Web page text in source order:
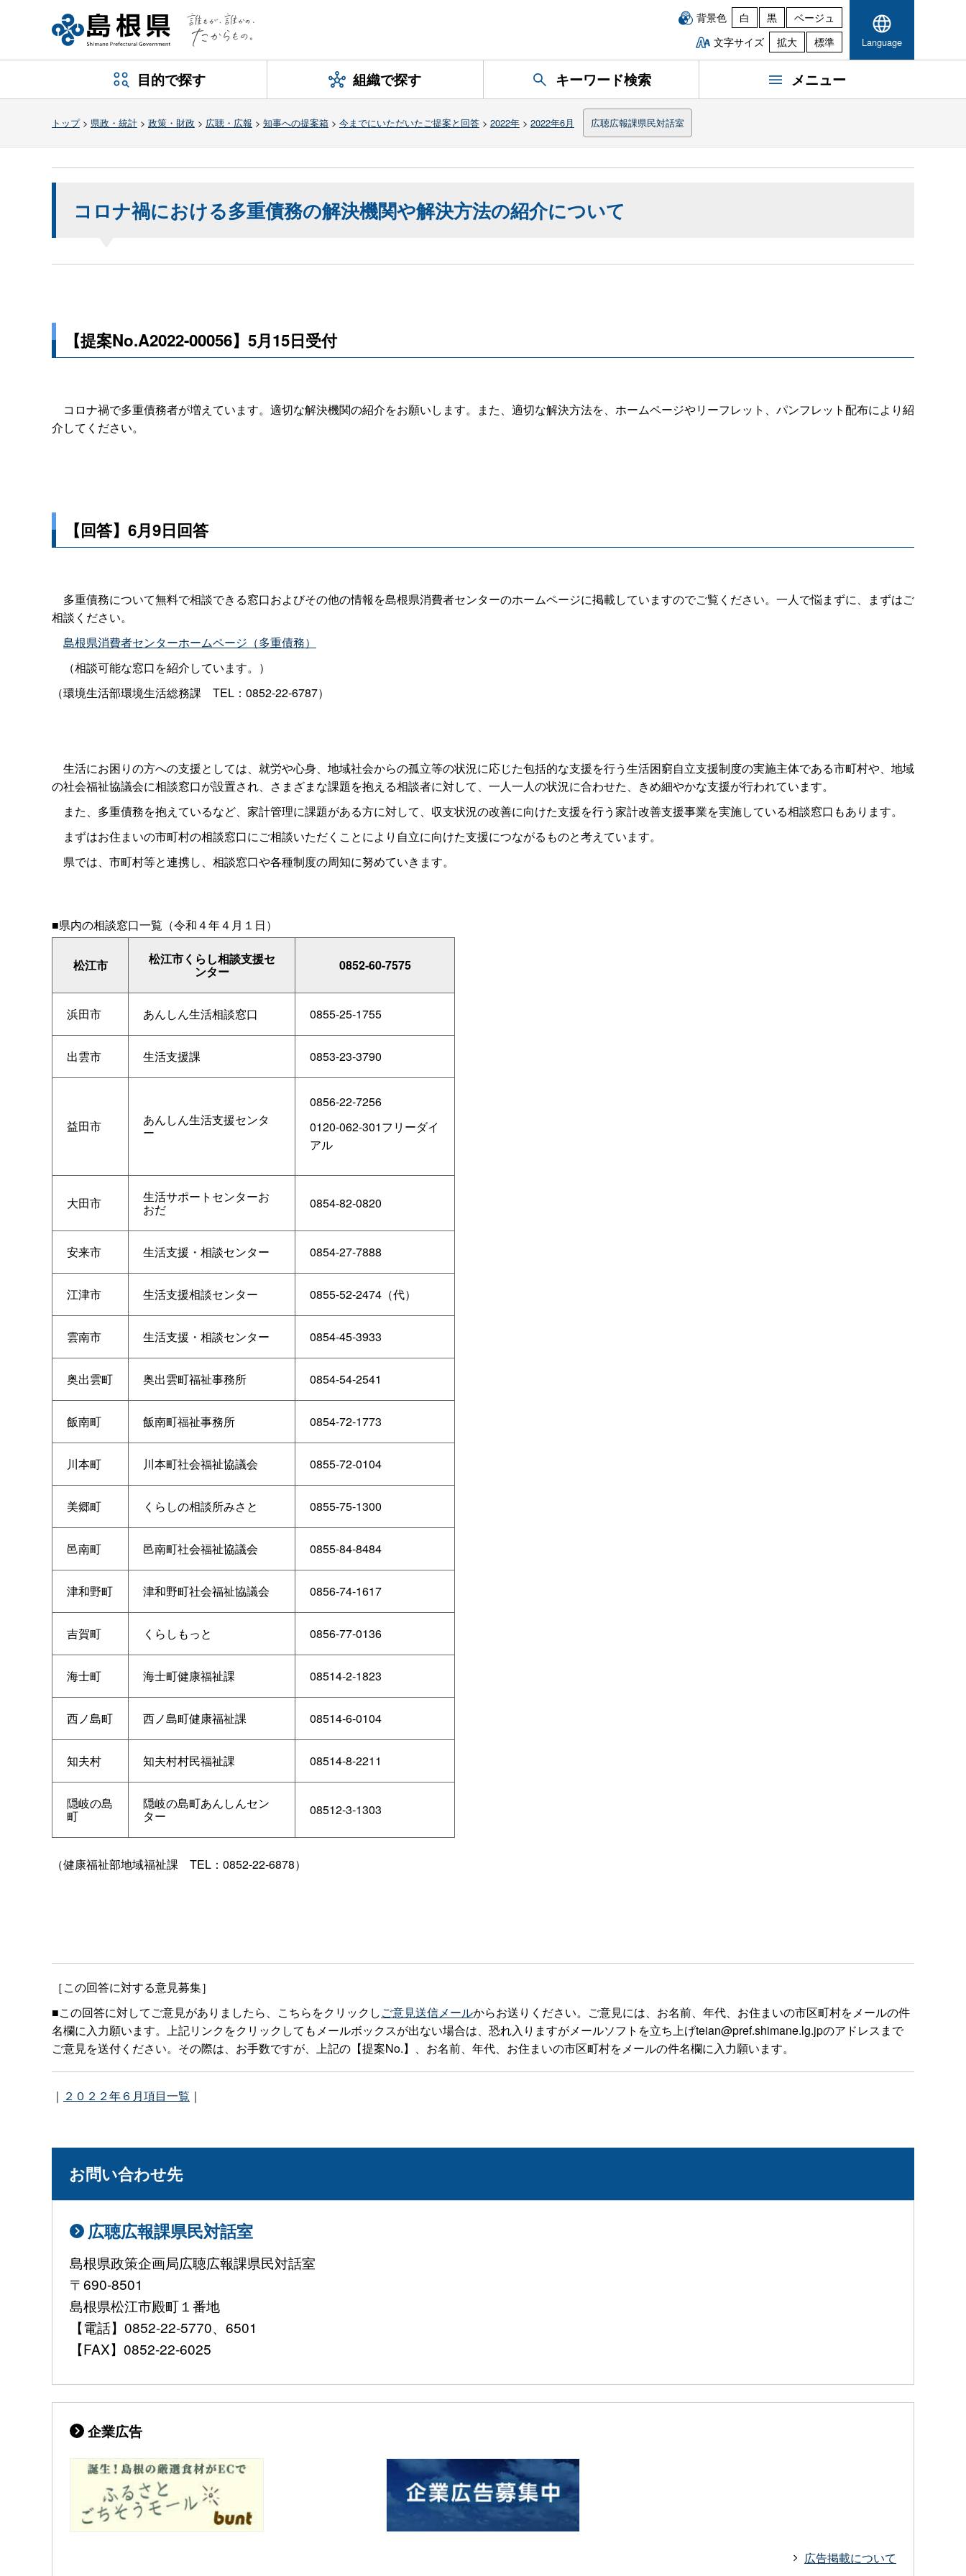
背景色 白 黒
ベージュ
文字サイズ
拡大 標準 Language
目的で探す 組織で探す キーワード検索 メニュー
トップ> 県政・統計 > 政策・財政 > 広聴・広報 > 知事への提案箱 > 今までにいただいたご提案と回答 > 2022年 > 2022年6月 広聴広報課県民対話室
コロナ禍における多重債務の解決機関や解決方法の紹介について
【提案No.A2022-00056】5月15日受付
コロナ禍で多重債務者が増えています。適切な解決機関の紹介をお願いします。また、適切な解決方法を、ホームページやリーフレット、パンフレット配布により紹
介してください。
【回答】6月9日回答
多重債務について無料で相談できる窓口およびその他の情報を島根県消費者センターのホームページに掲載していますのでご覧ください。一人で悩まずに、まずはご
相談ください。
島根県消費者センターホームページ（多重債務）
（相談可能な窓口を紹介しています。）
（環境生活部環境生活総務課 TEL：0852-22-6787）
生活にお困りの方への支援としては、就労や心身、地域社会からの孤立等の状況に応じた包括的な支援を行う生活困窮自立支援制度の実施主体である市町村や、地域
の社会福祉協議会に相談窓口が設置され、さまざまな課題を抱える相談者に対して、一人一人の状況に合わせた、きめ細やかな支援が行われています。
また、多重債務を抱えているなど、家計管理に課題がある方に対して、収支状況の改善に向けた支援を行う家計改善支援事業を実施している相談窓口もあります。
まずはお住まいの市町村の相談窓口にご相談いただくことにより自立に向けた支援につながるものと考えています。
県では、市町村等と連携し、相談窓口や各種制度の周知に努めていきます。
■県内の相談窓口一覧（令和４年４月１日）
松江市 松江市くらし相談支援セ
ンター 0852-60-7575
浜田市 あんしん生活相談窓口 0855-25-1755
出雲市 生活支援課 0853-23-3790
益田市 あんしん生活支援センタ
ー
0856-22-7256
0120-062-301フリーダイ
アル
大田市 生活サポートセンターお
おだ 0854-82-0820
安来市 生活支援・相談センター 0854-27-7888
江津市 生活支援相談センター 0855-52-2474（代）
雲南市 生活支援・相談センター 0854-45-3933
奥出雲町 奥出雲町福祉事務所 0854-54-2541
飯南町 飯南町福祉事務所 0854-72-1773
川本町 川本町社会福祉協議会 0855-72-0104
美郷町 くらしの相談所みさと 0855-75-1300
邑南町 邑南町社会福祉協議会 0855-84-8484
津和野町 津和野町社会福祉協議会 0856-74-1617
吉賀町 くらしもっと 0856-77-0136
海士町 海士町健康福祉課 08514-2-1823
西ノ島町 西ノ島町健康福祉課 08514-6-0104
知夫村 知夫村村民福祉課 08514-8-2211
隠岐の島
町
隠岐の島町あんしんセン
ター 08512-3-1303
（健康福祉部地域福祉課 TEL：0852-22-6878）
［この回答に対する意見募集］
■この回答に対してご意見がありましたら、こちらをクリックしご意見送信メールからお送りください。ご意見には、お名前、年代、お住まいの市区町村をメールの件
名欄に入力願います。上記リンクをクリックしてもメールボックスが出ない場合は、恐れ入りますがメールソフトを立ち上げteian@pref.shimane.lg.jpのアドレスまで
ご意見を送付ください。その際は、お手数ですが、上記の【提案No.】、お名前、年代、お住まいの市区町村をメールの件名欄に入力願います。
｜ ２０２２年６月項目一覧 ｜
お問い合わせ先
広聴広報課県民対話室
島根県政策企画局広聴広報課県民対話室
〒690-8501
島根県松江市殿町１番地
【電話】0852-22-5770、6501
【FAX】0852-22-6025
企業広告
広告掲載について